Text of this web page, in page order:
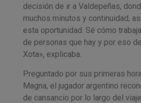
decisión de ir a Valdepeñas,
muchos minutos y continuidad,
esta oportunidad. Sé cómo
de personas que hay y por eso
Xota», explicaba.
Preguntado por sus primeras
Magna, el jugador argentino
de cansancio por lo largo del